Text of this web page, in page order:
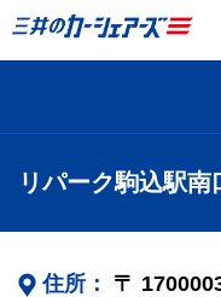
リパーク駒込駅南
住所： 〒